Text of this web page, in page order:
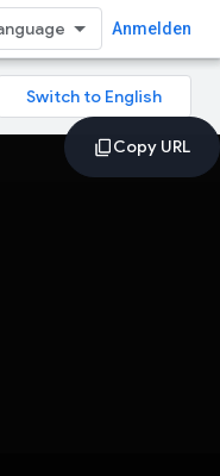
Anmelden